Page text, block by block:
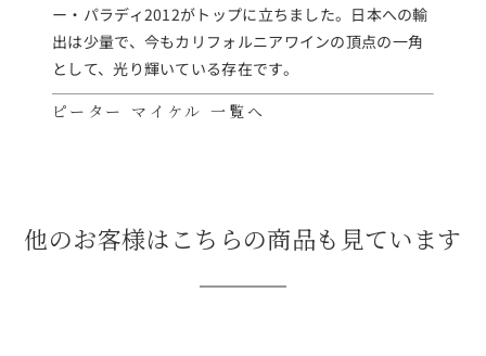
ー・パラディ2012がトップに立ちました。日本への輸
出は少量で、今もカリフォルニアワインの頂点の一角
として、光り輝いている存在です。
ピーター マイケル 一覧へ
他のお客様はこちらの商品も見ています